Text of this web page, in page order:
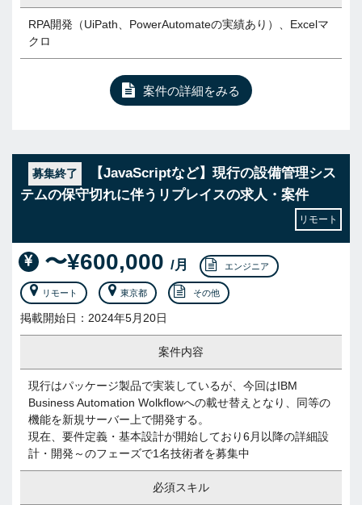
RPA開発（UiPath、PowerAutomateの実績あり）、Excelマ
クロ
案件の詳細をみる
募集終了
【JavaScriptなど】現行の設備管理シス
テムの保守切れに伴うリプレイスの求人・案件
リモート
〜¥600,000 /月 エンジニア
リモート 東京都 その他
掲載開始日：2024年5月20日
案件内容
現行はパッケージ製品で実装しているが、今回はIBM
Business Automation Wolkflowへの載せ替えとなり、同等の
機能を新規サーバー上で開発する。
現在、要件定義・基本設計が開始しており6月以降の詳細設
計・開発～のフェーズで1名技術者を募集中
必須スキル